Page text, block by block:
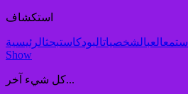
استكشاف
استمعالعبالشخصياتالبودكاستبحثالرئيسية
Show
كل شيء آخر...